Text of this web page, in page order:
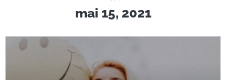
mai 15, 2021